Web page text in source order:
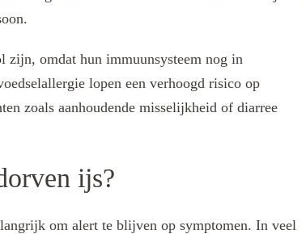
zijn, omdat hun immuunsysteem nog in
lopen een verhoogd risico op
zoals aanhoudende misselijkheid of diarree
ijs?
om alert te blijven op symptomen. In veel